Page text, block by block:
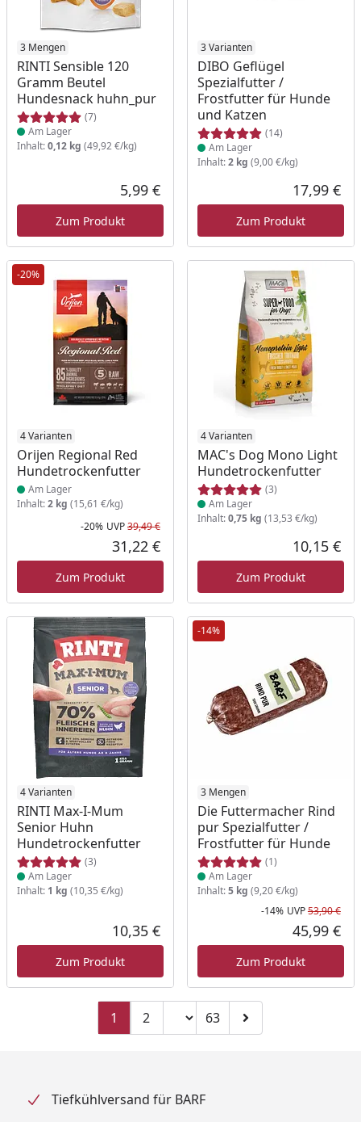
3 Mengen
RINTI Sensible 120
Gramm Beutel
Hundesnack huhn_pur
(7)
Produkt am Lager
Am Lager
Inhalt:0,12 kg (49,92 €/kg)
Aktueller Preis
5,99 €
Zum Produkt
3 Varianten
DIBO Geflügel
Spezialfutter /
Frostfutter für Hunde
und Katzen
(14)
Produkt am Lager
Am Lager
Inhalt:2 kg (9,00 €/kg)
17,99 €
Zum Produkt
-20%
4 Varianten
Orijen Regional Red
Hundetrockenfutter
Produkt am Lager
Am Lager
Inhalt:2 kg (15,61 €/kg)
Rabatt in Prozent
-20%
Ursprünglicher Preis
UVP39,49 €
Aktueller Preis
31,22 €
Zum Produkt
4 Varianten
MAC's Dog Mono Light
Hundetrockenfutter
(3)
Produkt am Lager
Am Lager
Inhalt:0,75 kg (13,53 €/kg)
10,15 €
Zum Produkt
4 Varianten
RINTI Max-I-Mum
Senior Huhn
Hundetrockenfutter
(3)
Produkt am Lager
Am Lager
Inhalt: 1 kg (10,35 €/kg)
Aktueller Preis
10,35 €
Zum Produkt
-14%
3 Mengen
Die Futtermacher Rind
pur Spezialfutter /
Frostfutter für Hunde
(1)
Produkt am Lager
Am Lager
Inhalt:5 kg (9,20 €/kg)
-14% UVP53,90 €
45,99 €
Zum Produkt
1 Zu Seite 2
2 Seitenzahl ändern
Zu Seite 63
63 Zur nächsten Seite
Tiefkühlversand für BARF